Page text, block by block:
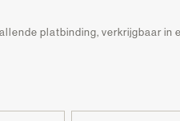
platbinding, verkrijgbaar in